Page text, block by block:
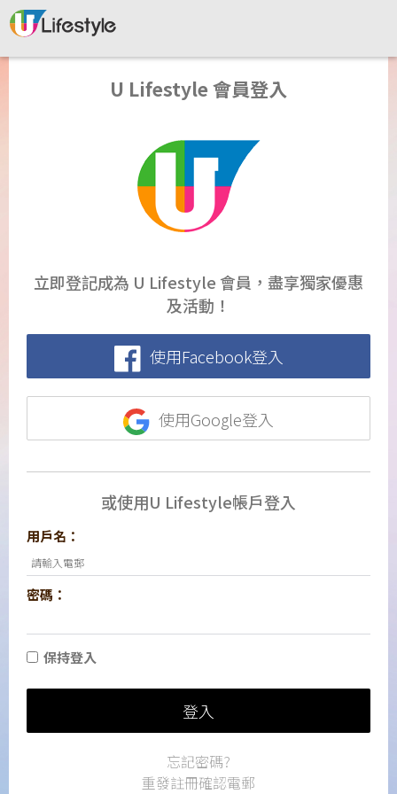
U Lifestyle 會員登入
立即登記成為 U Lifestyle 會員，盡享獨家優惠
及活動！
使用Facebook登入
使用Google登入
或使用U Lifestyle帳戶登入
用戶名：
密碼：
保持登入
登入
忘記密碼?
重發註冊確認電郵